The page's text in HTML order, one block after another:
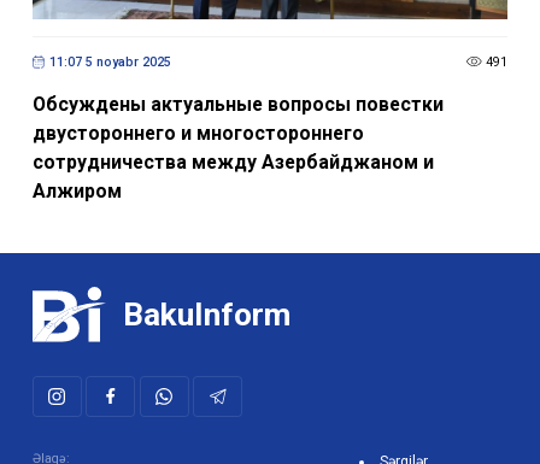
11:07 5 noyabr 2025 491
Обсуждены актуальные вопросы повестки
двустороннего и многостороннего
сотрудничества между Азербайджаном и
Алжиром
BakuInform
Əlaqə: